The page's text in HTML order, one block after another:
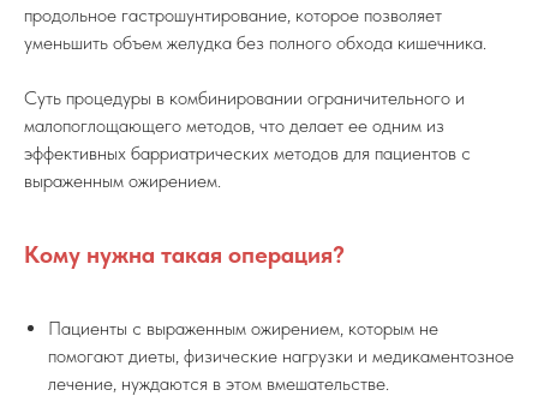
продольное гастрошунтирование, которое позволяет
уменьшить объем желудка без полного обхода кишечника.
Суть процедуры в комбинировании ограничительного и
малопоглощающего методов, что делает ее одним из
эффективных барриатрических методов для пациентов с
выраженным ожирением.
Кому нужна такая операция?
Пациенты с выраженным ожирением, которым не
помогают диеты, физические нагрузки и медикаментозное
лечение, нуждаются в этом вмешательстве.